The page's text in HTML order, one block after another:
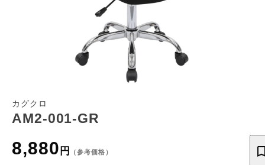
カグクロ
AM2-001-GR
8,880 円 （参考価格）